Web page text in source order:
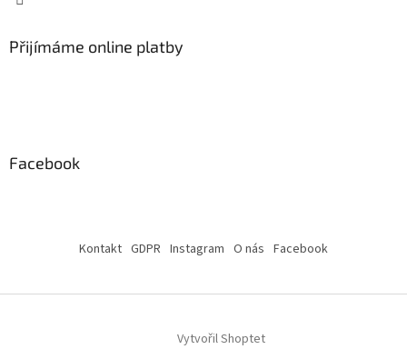
Přijímáme online platby
Facebook
Kontakt GDPR Instagram O nás Facebook
Vytvořil Shoptet